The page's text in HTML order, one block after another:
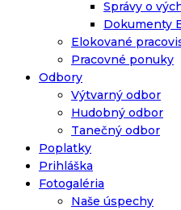
Správy o
Dokumenty
Elokované
Pracovné ponuky
Odbory
Výtvarný odbor
Hudobný odbor
Tanečný odbor
Poplatky
Prihláška
Fotogaléria
Naše úspechy